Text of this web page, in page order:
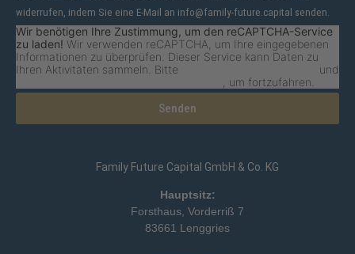
widerrufen, indem Sie eine E-Mail an info@family-future.capital senden.
Wir benötigen Ihre Zustimmung, um den reCAPTCHA-Service
zu laden! Wir verwenden reCAPTCHA, um Ihre eingegebenen
Informationen zu überprüfen. Dieser Service kann Daten zu
Ihren Aktivitäten sammeln. Bitte
und
, um fortzufahren.
Senden
Family Future Capital GmbH & Co. KG
Hauptsitz:
Forsthaus, Vorderriß 7
83661 Lenggries